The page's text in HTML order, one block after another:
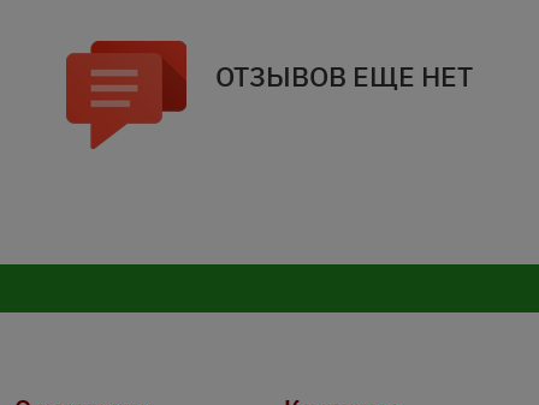
ОТЗЫВОВ ЕЩЕ НЕТ